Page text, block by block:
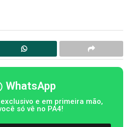
WhatsApp
e em primeira mão,
só vê no PA4!